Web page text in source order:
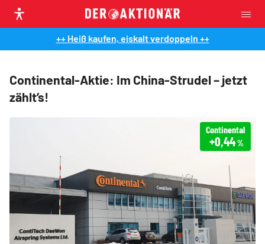
++ Heiß kaufen, eiskalt verdoppeln ++
Continental-Aktie: Im China-Strudel – jetzt
zählt’s!
Continental
+0,44%